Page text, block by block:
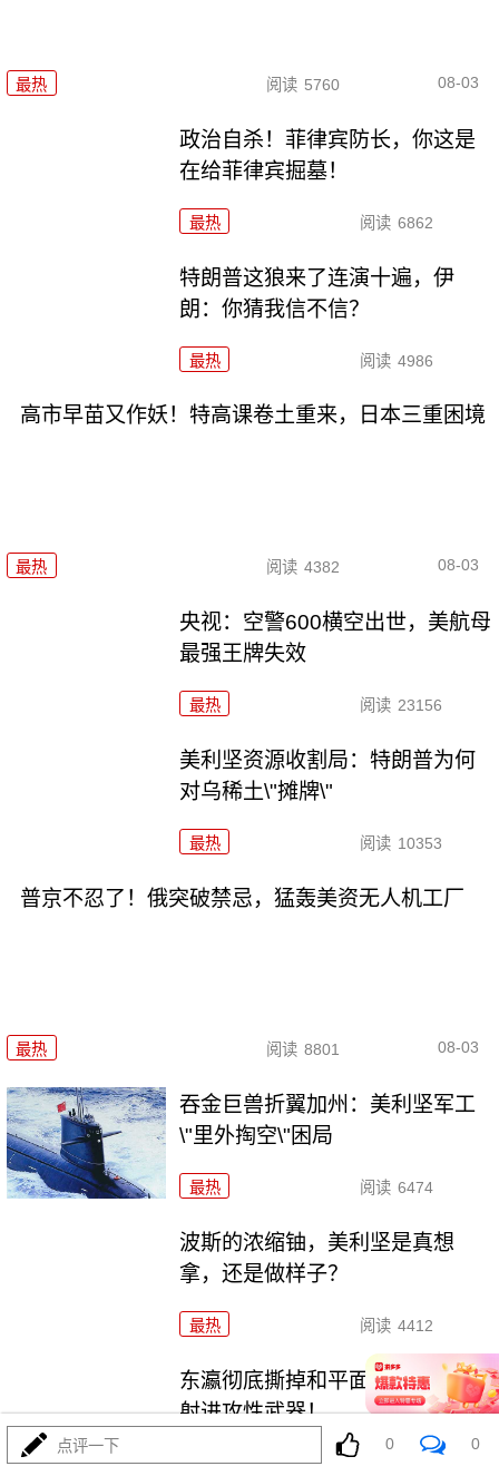
最热 阅读 5760 08-03
政治自杀！菲律宾防长，你这是
在给菲律宾掘墓！
最热 阅读 6862
特朗普这狼来了连演十遍，伊
朗：你猜我信不信？
最热 阅读 4986
高市早苗又作妖！特高课卷土重来，日本三重困境
最热 阅读 4382 08-03
央视：空警600横空出世，美航母
最强王牌失效
最热 阅读 23156
美利坚资源收割局：特朗普为何
对乌稀土\"摊牌\"
最热 阅读 10353
普京不忍了！俄突破禁忌，猛轰美资无人机工厂
最热 阅读 8801 08-03
吞金巨兽折翼加州：美利坚军工
\"里外掏空\"困局
最热 阅读 6474
波斯的浓缩铀，美利坚是真想
拿，还是做样子？
最热 阅读 4412
东瀛彻底撕掉和平面具，公然发
射进攻性武器！
最热
点评一下 0 0